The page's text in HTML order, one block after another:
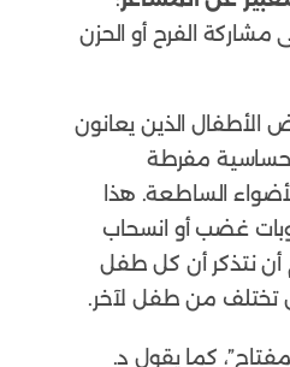
مشاركة الفرح أو الحزن
الأطفال الذين يعانون
حساسية مفرطة
الساطعة. هذا
غضب أو انسحاب
أن نتذكر أن كل طفل
تختلف من طفل لآخر.
كما يقول د.